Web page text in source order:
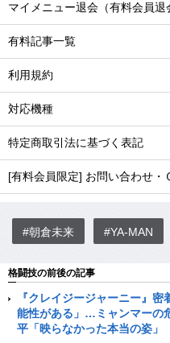
マイメニュー退会（有料会員退
有料記事一覧
利用規約
対応機種
特定商取引法に基づく表記
[有料会員限定] お問い合わせ・
#朝倉未来 #YA-MAN
格闘技の前後の記事
『クレイジージャーニー』
能性がある」…ミャンマーの
平「映らなかった本当の姿」